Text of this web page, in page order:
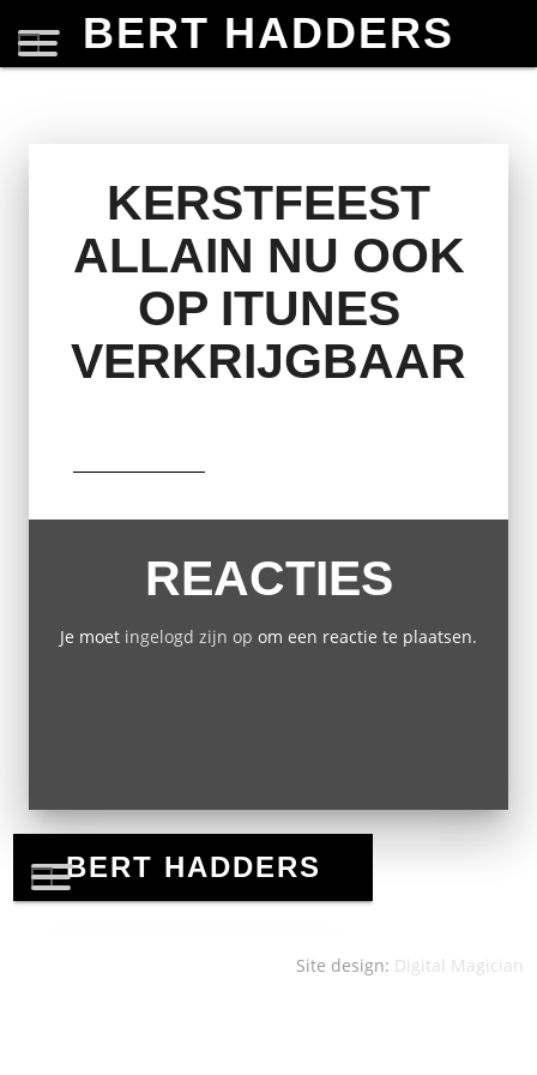
BERT HADDERS
KERSTFEEST
ALLAIN NU OOK
OP ITUNES
VERKRIJGBAAR
REACTIES
Je moet ingelogd zijn op om een reactie te plaatsen.
Site design: Digital Magician